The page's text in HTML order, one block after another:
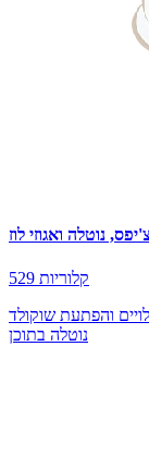
נוטלה ואגוזי לוז
529 קלוריות
והפתעת שוקולד
נוטלה בתוכן